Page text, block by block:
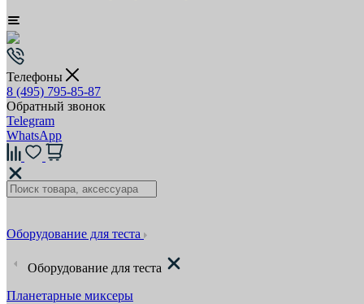
Телефоны
8 (495) 795-85-87
Обратный звонок
Telegram
WhatsApp
Оборудование для теста
Оборудование для теста
Планетарные миксеры